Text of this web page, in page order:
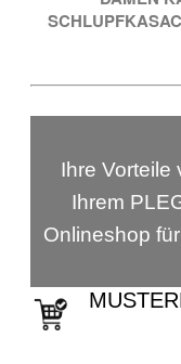
Ihre Vorteile
Ihrem
Onlineshop